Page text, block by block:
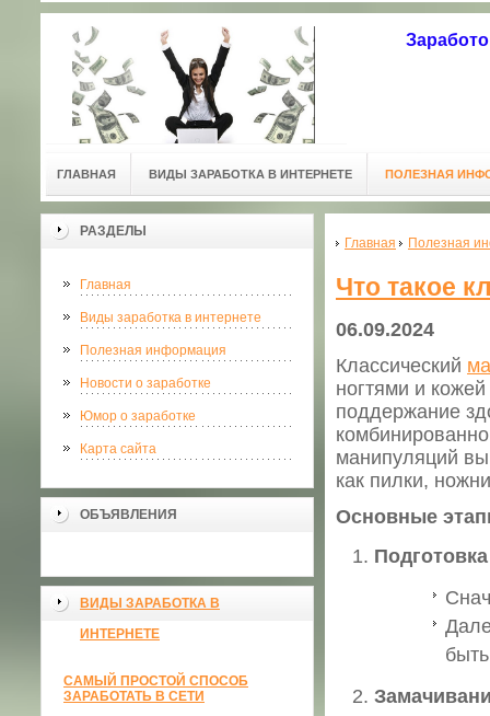
ГЛАВНАЯ ВИДЫ ЗАРАБОТКА В ИНТЕРНЕТЕ ПОЛЕЗНАЯ
РАЗДЕЛЫ
Главная
Виды заработка в интернете
Полезная информация
Новости о заработке
Юмор о заработке
Карта сайта
ОБЪЯВЛЕНИЯ
ВИДЫ ЗАРАБОТКА В
ИНТЕРНЕТЕ
САМЫЙ ПРОСТОЙ СПОСОБ
ЗАРАБОТАТЬ В СЕТИ
Главная Полезная
Что такое
06.09.2024
Классический
ногтями и
поддержание
манипуляций
как пилки,
Основные